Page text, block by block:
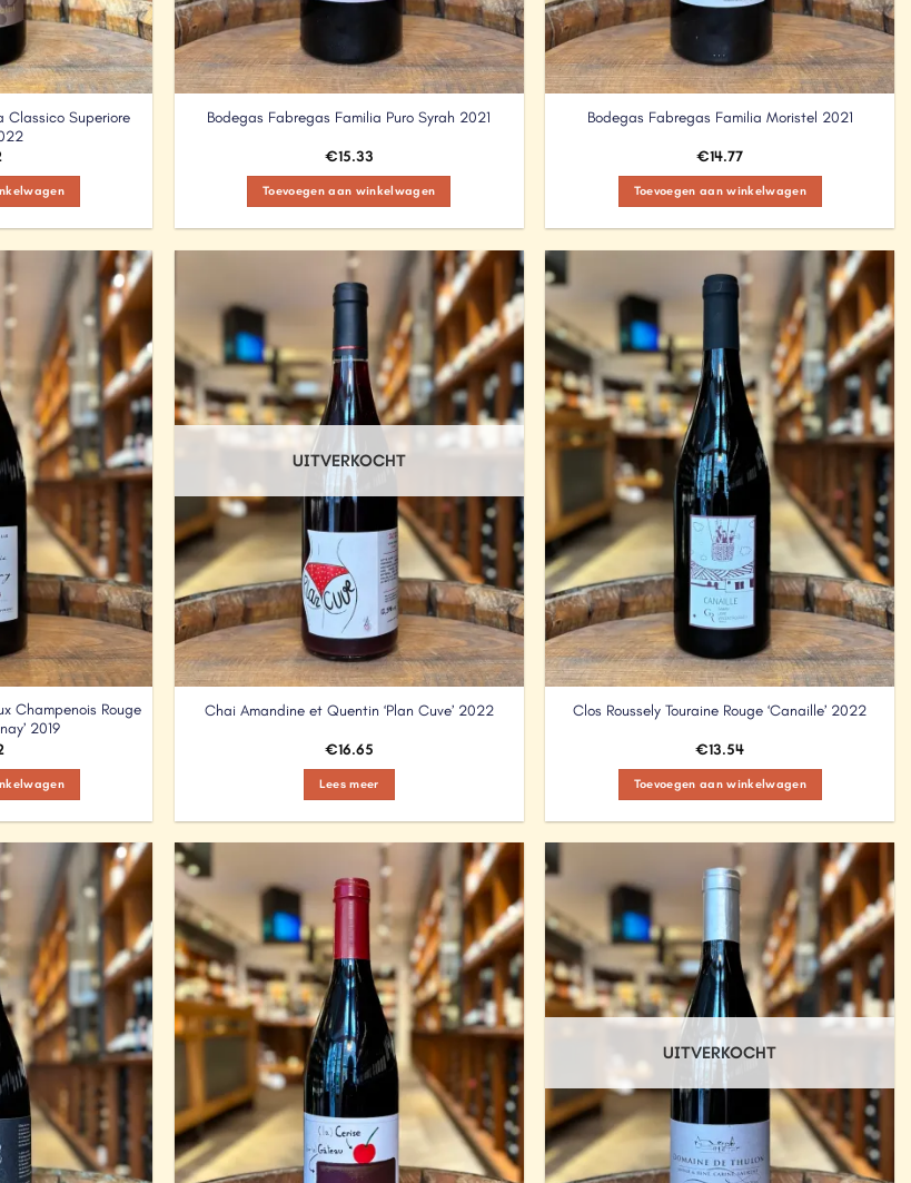
Classico Superiore
Bodegas Fabregas Familia Puro Syrah 2021
€15.33
Toevoegen aan winkelwagen
Bodegas Fabregas Familia Moristel 2021
€14.77
Toevoegen aan winkelwagen
Add to
Wishlist
Champenois Rouge
2019
Add to
Wishlist
UITVERKOCHT
Chai Amandine et Quentin ‘Plan Cuve’ 2022
€16.65
Lees meer
Add to
Wishlist
Clos Roussely Touraine Rouge ‘Canaille’ 2022
€13.54
Toevoegen aan winkelwagen
Add to
Wishlist
Add to
Wishlist
Add to
Wishlist
UITVERKOCHT